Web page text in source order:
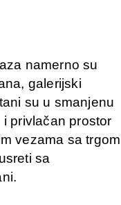
namerno su
galerijski
su u smanjenu
i privlačan prostor
vezama sa trgom
sa